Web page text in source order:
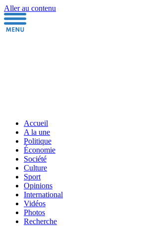
Aller au contenu
Accueil
A la une
Politique
Économie
Société
Culture
Sport
Opinions
International
Vidéos
Photos
Recherche